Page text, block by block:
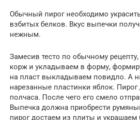
Обычный пирог необходимо
взбитых белков. Вкус выпечки
нежным.
Замесив тесто по обычному
корж и укладываем в форму,
на пласт выкладываем повидло. А
нарезанные пластинки яблок.
полчаса. После чего его смело
Выпечка должна приобрести
пирог достаем из плиты и украшаем